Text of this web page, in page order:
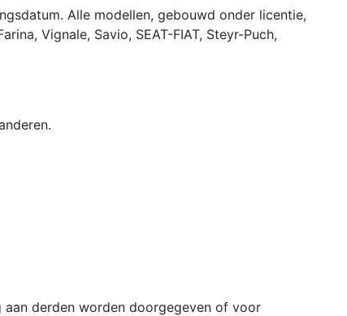
Alle modellen, gebouwd onder licentie,
Vignale, Savio, SEAT-FIAT, Steyr-Puch,
derden worden doorgegeven of voor